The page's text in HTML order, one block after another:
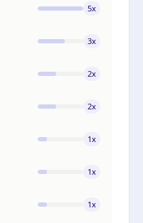
5x
3x
2x
2x
1x
1x
1x